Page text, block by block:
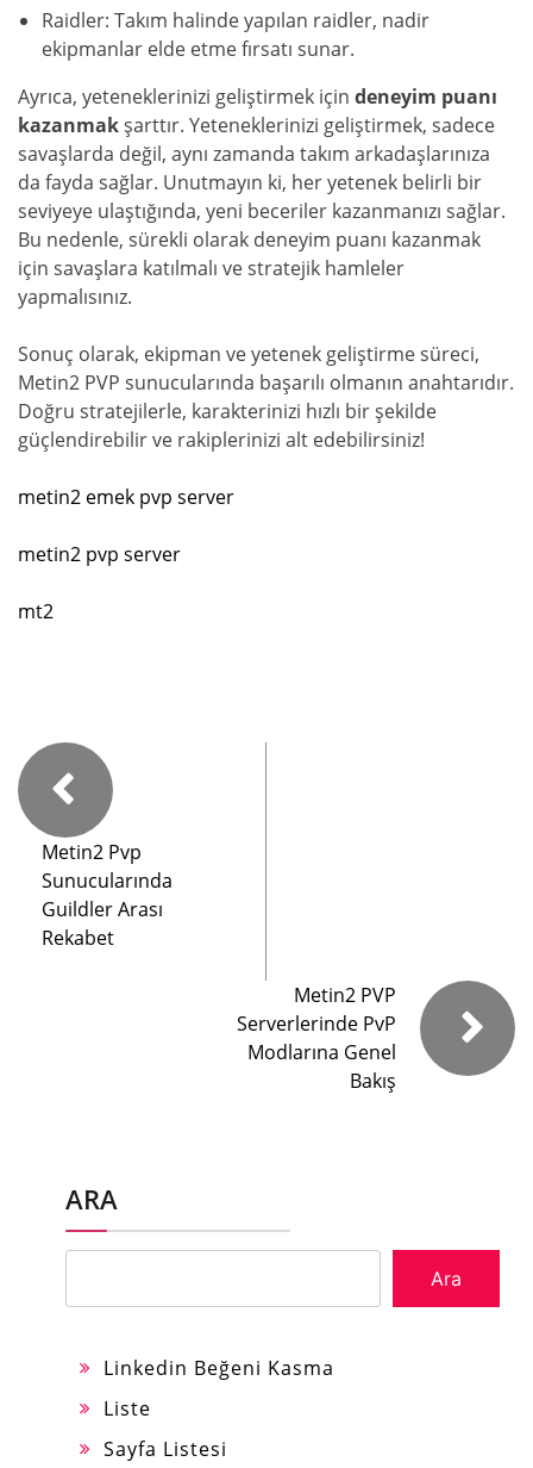
Raidler: Takım halinde yapılan raidler, nadir
ekipmanlar elde etme fırsatı sunar.
Ayrıca, yeteneklerinizi geliştirmek için deneyim puanı
kazanmakşarttır. Yeteneklerinizi geliştirmek, sadece
savaşlarda değil, aynı zamanda takım arkadaşlarınıza
da fayda sağlar. Unutmayın ki, her yetenek belirli bir
seviyeye ulaştığında, yeni beceriler kazanmanızı sağlar.
Bu nedenle, sürekli olarak deneyim puanı kazanmak
için savaşlara katılmalı ve stratejik hamleler
yapmalısınız.
Sonuç olarak, ekipman ve yetenek geliştirme süreci,
Metin2 PVP sunucularında başarılı olmanın anahtarıdır.
Doğru stratejilerle, karakterinizi hızlı bir şekilde
güçlendirebilir ve rakiplerinizi alt edebilirsiniz!
metin2 emek pvp server
metin2 pvp server
mt2
Metin2 Pvp
Sunucularında
Guildler Arası
Rekabet
Metin2 PVP
Serverlerinde PvP
Modlarına Genel
Bakış
ARA
Ara
Linkedin Beğeni Kasma
Liste
Sayfa Listesi